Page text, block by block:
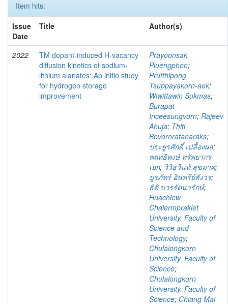
Item hits:
Issue
Date
Title Author(s)
2022
TM dopant-induced H-vacancy
diffusion kinetics of sodium-
lithium alanates: Ab initio study
for hydrogen storage
improvement
Prayoonsak
Pluengphon;
Prutthipong
Tsuppayakorn-aek;
Wiwittawin Sukmas;
Burapat
Inceesungvorn; Rajeev
Ahuja; Thiti
Bovornratanaraks;
ประยูรศักดิ์ เปลื้องผล;
พฤทธิพงษ์ ทรัพยากร
เอก; วิวิธวินท์ สุขมาศ;
บูรภัทร์ อินทรีย์สังวร;
ธิติ บวรรัตนารักษ์;
Huachiew
Chalermprakiet
University. Faculty of
Science and
Technology;
Chulalongkorn
University. Faculty of
Science;
Chulalongkorn
University. Faculty of
Science; Chiang Mai